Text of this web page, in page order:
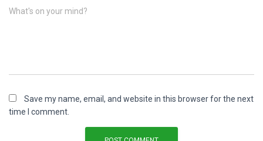
What's on your mind?
Save my name, email, and website in this browser for the next
time I comment.